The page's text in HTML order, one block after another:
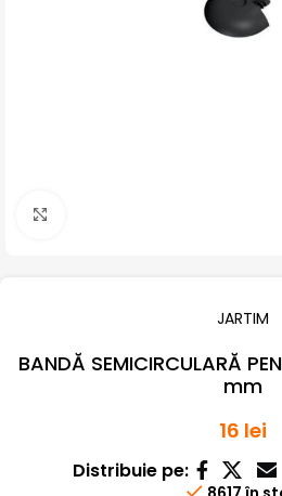
JARTIM
BANDĂ SEMICIRCULARĂ
mm
16 lei
Distribuie pe: